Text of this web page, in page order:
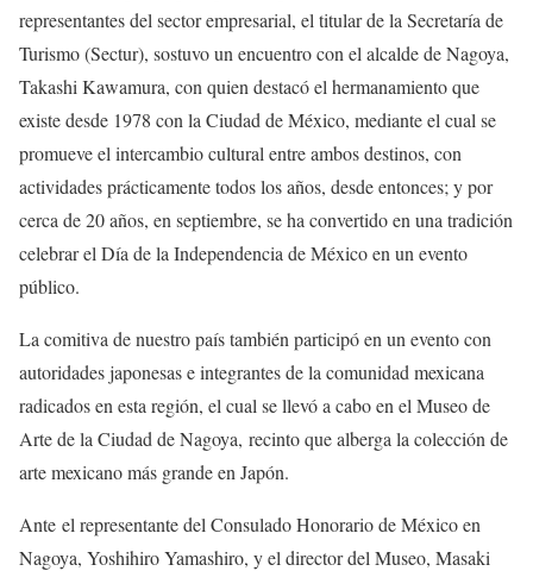
representantes del sector empresarial, el titular de la Secretaría de
Turismo (Sectur), sostuvo un encuentro con el alcalde de Nagoya,
Takashi Kawamura, con quien destacó el hermanamiento que
existe desde 1978 con la Ciudad de México, mediante el cual se
promueve el intercambio cultural entre ambos destinos, con
actividades prácticamente todos los años, desde entonces; y por
cerca de 20 años, en septiembre, se ha convertido en una tradición
celebrar el Día de la Independencia de México en un evento
público.
La comitiva de nuestro país también participó en un evento con
autoridades japonesas e integrantes de la comunidad mexicana
radicados en esta región, el cual se llevó a cabo en el Museo de
Arte de la Ciudad de Nagoya, recinto que alberga la colección de
arte mexicano más grande en Japón.
Ante el representante del Consulado Honorario de México en
Nagoya, Yoshihiro Yamashiro, y el director del Museo, Masaki